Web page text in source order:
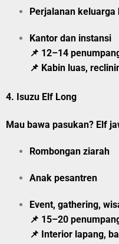
Perjalanan keluarga
Kantor dan instansi
📌 12–14
📌 Kabin luas,
4. Isuzu Elf Long
Mau bawa pasukan? Elf
Rombongan ziarah
Anak pesantren
Event, gathering,
📌 15–20
📌 Interior lapang,